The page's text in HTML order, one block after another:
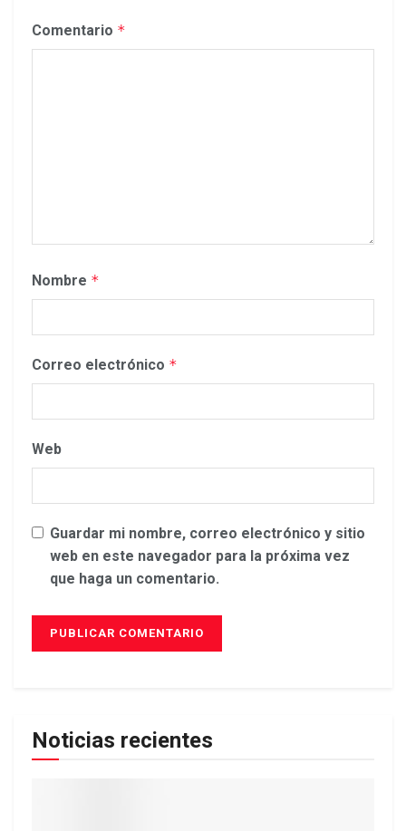
Comentario *
Nombre *
Correo electrónico *
Web
Guardar mi nombre, correo electrónico y sitio
web en este navegador para la próxima vez
que haga un comentario.
Noticias recientes